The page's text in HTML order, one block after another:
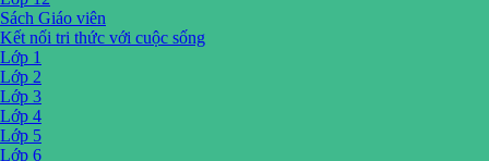
Sách Giáo viên
Kết nối tri thức với cuộc sống
Lớp 1
Lớp 2
Lớp 3
Lớp 4
Lớp 5
Lớp 6